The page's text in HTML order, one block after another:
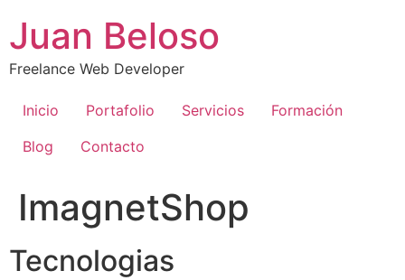
contenido
Juan Beloso
Freelance Web Developer
Inicio Portafolio Servicios
Formación
Blog
Contacto
ImagnetShop
Tecnologias